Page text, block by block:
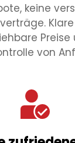
keine
Preise
von